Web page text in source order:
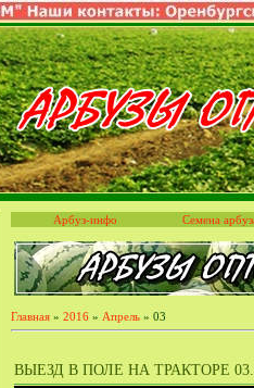
Арбуз-инфо Семена
Главная » 2016 » Апрель » 03
ВЫЕЗД В ПОЛЕ НА ТРАКТОРЕ